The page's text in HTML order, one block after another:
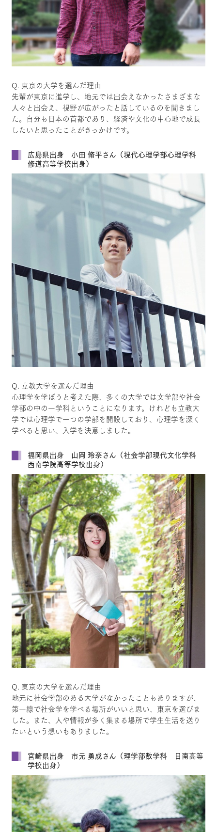
Q. 東京の大学を選んだ理由
先輩が東京に進学し、地元では出会えなかったさまざまな
人々と出会え、視野が広がったと話しているのを聞きまし
た。自分も日本の首都であり、経済や文化の中心地で成長
したいと思ったことがきっかけです。
広島県出身 小田 脩平さん（現代心理学部心理学科
修道高等学校出身）
Q. 立教大学を選んだ理由
心理学を学ぼうと考えた際、多くの大学では文学部や社会
学部の中の一学科ということになります。けれども立教大
学では心理学で一つの学部を開設しており、心理学を深く
学べると思い、入学を決意しました。
福岡県出身 山岡 玲奈さん（社会学部現代文化学科
西南学院高等学校出身）
Q. 東京の大学を選んだ理由
地元に社会学部のある大学がなかったこともありますが、
第一線で社会学を学べる場所がいいと思い、東京を選びま
した。また、人や情報が多く集まる場所で学生生活を送り
たいという想いもありました。
宮崎県出身 市元 勇成さん（理学部数学科 日南高等
学校出身）